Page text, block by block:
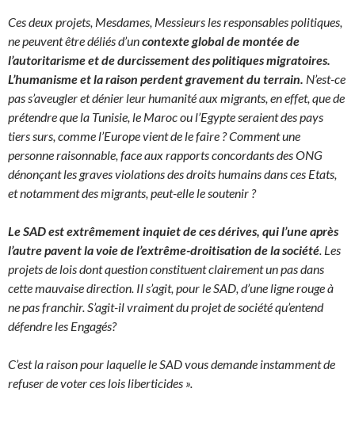
Ces deux projets, Mesdames, Messieurs les responsables politiques,
ne peuvent être déliés d’uncontexte global de montée de
l’autoritarisme et de durcissement des politiques migratoires.
L’humanisme et la raison perdent gravement du terrain. N’est-ce
pas s’aveugler et dénier leur humanité aux migrants, en effet, que de
prétendre que la Tunisie, le Maroc ou l’Egypte seraient des pays
tiers surs, comme l’Europe vient de le faire ? Comment une
personne raisonnable, face aux rapports concordants des ONG
dénonçant les graves violations des droits humains dans ces Etats,
et notamment des migrants, peut-elle le soutenir ?
Le SAD est extrêmement inquiet de ces dérives, qui l’une après
l’autre pavent la voie de l’extrême-droitisation de la société . Les
projets de lois dont question constituent clairement un pas dans
cette mauvaise direction. Il s’agit, pour le SAD, d’une ligne rouge à
ne pas franchir. S’agit-il vraiment du projet de société qu’entend
défendre les Engagés?
C’est la raison pour laquelle le SAD vous demande instamment de
refuser de voter ces lois liberticides ».